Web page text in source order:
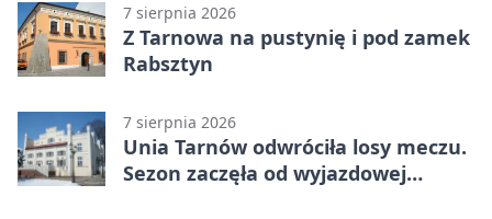
7 sierpnia 2026
Z Tarnowa na pustynię i pod zamek
Rabsztyn
7 sierpnia 2026
Unia Tarnów odwróciła losy meczu.
Sezon zaczęła od wyjazdowej